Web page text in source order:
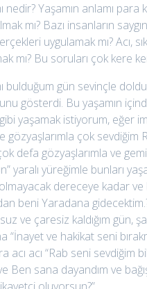
nedir? Yaşamın anlamı
mı? Bazı insanların
uygulamak mı? Acı,
mı? Bu soruları çok kere
bulduğum gün sevinçle
gösterdi. Bu yaşamın
yaşamak istiyorum, eğer
ve gözyaşlarımla çok
defa gözyaşlarımla ve
yaralı yüreğimle bunları
dereceye kadar
beni Yaradana gidecektim.?
ve çaresiz kaldığım gün,
“İnayet ve hakikat seni
acı acı “Rab seni sevdiğim
Ben sana dayandım ve